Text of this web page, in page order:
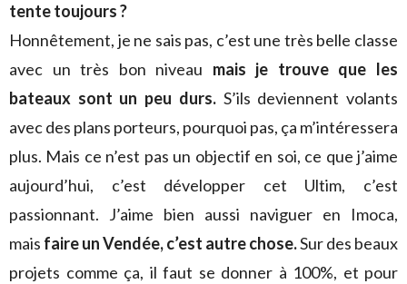
tente toujours ?
Honnêtement, je ne sais pas, c’est une très belle classe
avec un très bon niveau mais je trouve que les
bateaux sont un peu durs.S’ils deviennent volants
avec des plans porteurs, pourquoi pas, ça m’intéressera
plus. Mais ce n’est pas un objectif en soi, ce que j’aime
aujourd’hui, c’est développer cet Ultim, c’est
passionnant. J’aime bien aussi naviguer en Imoca,
mais faire un Vendée, c’est autre chose.Sur des beaux
projets comme ça, il faut se donner à 100%, et pour